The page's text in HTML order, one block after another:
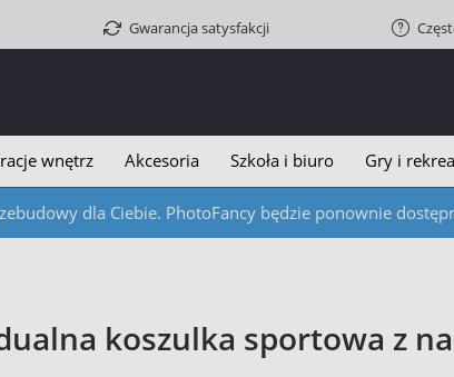
Gwarancja satysfakcji
wnętrz Akcesoria Szkoła i biuro Gry i
dla Ciebie. PhotoFancy będzie ponownie
koszulka sportowa z